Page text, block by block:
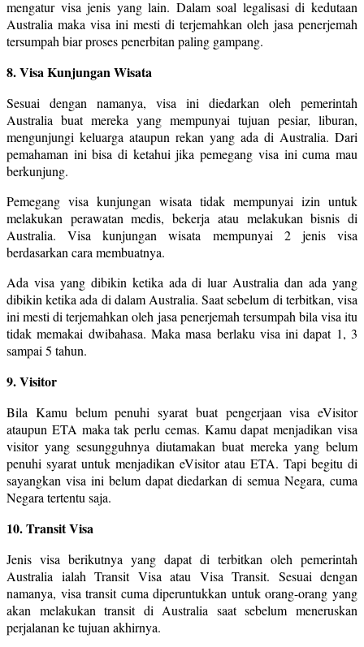
mengatur visa jenis yang lain. Dalam soal legalisasi di kedutaan
Australia maka visa ini mesti di terjemahkan oleh jasa penerjemah
tersumpah biar proses penerbitan paling gampang.
8. Visa Kunjungan Wisata
Sesuai dengan namanya, visa ini diedarkan oleh pemerintah
Australia buat mereka yang mempunyai tujuan pesiar, liburan,
mengunjungi keluarga ataupun rekan yang ada di Australia. Dari
pemahaman ini bisa di ketahui jika pemegang visa ini cuma mau
berkunjung.
Pemegang visa kunjungan wisata tidak mempunyai izin untuk
melakukan perawatan medis, bekerja atau melakukan bisnis di
Australia. Visa kunjungan wisata mempunyai 2 jenis visa
berdasarkan cara membuatnya.
Ada visa yang dibikin ketika ada di luar Australia dan ada yang
dibikin ketika ada di dalam Australia. Saat sebelum di terbitkan, visa
ini mesti di terjemahkan oleh jasa penerjemah tersumpah bila visa itu
tidak memakai dwibahasa. Maka masa berlaku visa ini dapat 1, 3
sampai 5 tahun.
9. Visitor
Bila Kamu belum penuhi syarat buat pengerjaan visa eVisitor
ataupun ETA maka tak perlu cemas. Kamu dapat menjadikan visa
visitor yang sesungguhnya diutamakan buat mereka yang belum
penuhi syarat untuk menjadikan eVisitor atau ETA. Tapi begitu di
sayangkan visa ini belum dapat diedarkan di semua Negara, cuma
Negara tertentu saja.
10. Transit Visa
Jenis visa berikutnya yang dapat di terbitkan oleh pemerintah
Australia ialah Transit Visa atau Visa Transit. Sesuai dengan
namanya, visa transit cuma diperuntukkan untuk orang-orang yang
akan melakukan transit di Australia saat sebelum meneruskan
perjalanan ke tujuan akhirnya.